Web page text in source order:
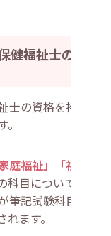
福祉士の場
の資格を持って
庭福祉」「社会福
目についても、
記試験科目に該
ます。